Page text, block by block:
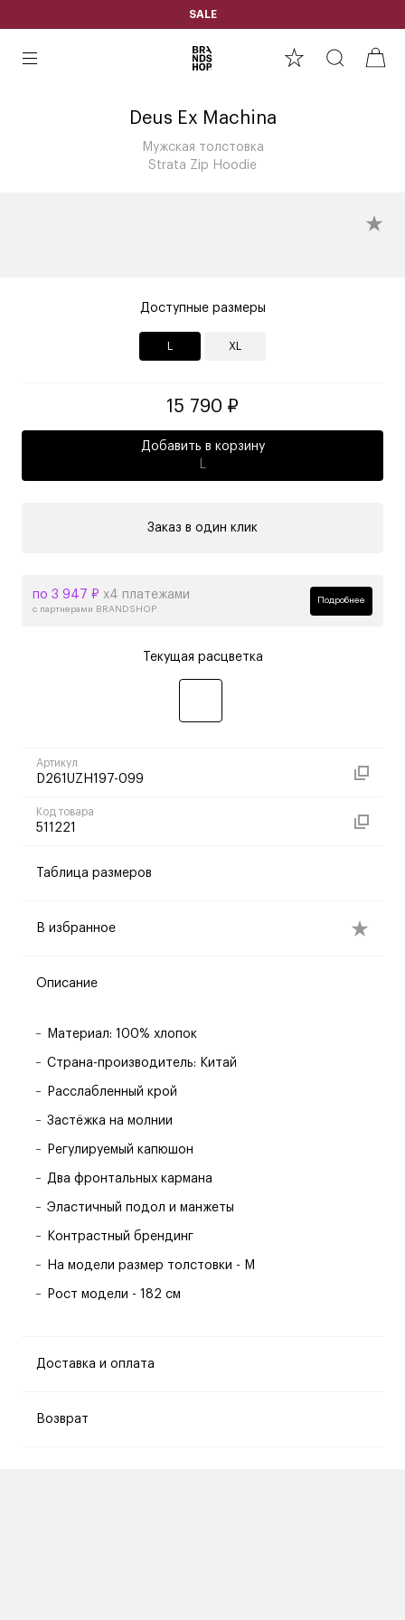
SALE
Deus Ex Machina
Мужская толстовка
Strata Zip Hoodie
Доступные размеры
XL
15 790 ₽
Добавить в корзину
L
Заказ в один клик
по 3 947 ₽ х4 платежами
с партнерами BRANDSHOP
Подробнее
Текущая расцветка
Артикул
D261UZH197-099
Код товара
511221
Таблица размеров
В избранное
Описание
Материал: 100% хлопок
Страна-производитель: Китай
Расслабленный крой
Застёжка на молнии
Регулируемый капюшон
Два фронтальных кармана
Эластичный подол и манжеты
Контрастный брендинг
На модели размер толстовки - M
Рост модели - 182 см
Доставка и оплата
Возврат